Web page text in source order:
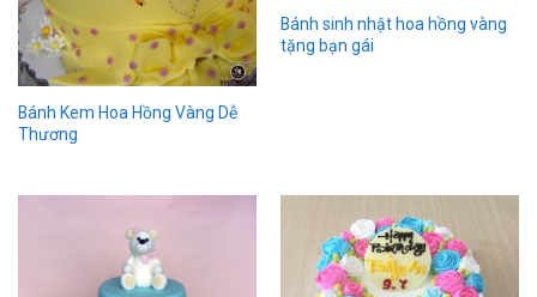
Bánh Kem Hoa Hồng Vàng Dễ
Thương
Bánh sinh nhật hoa hồng vàng
tặng bạn gái